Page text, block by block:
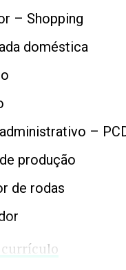
– Shopping
doméstica
–
produção
de rodas
currículo